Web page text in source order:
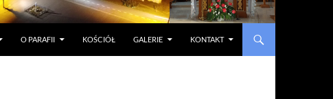
O PARAFII KOŚCIÓŁ GALERIE KONTAKT